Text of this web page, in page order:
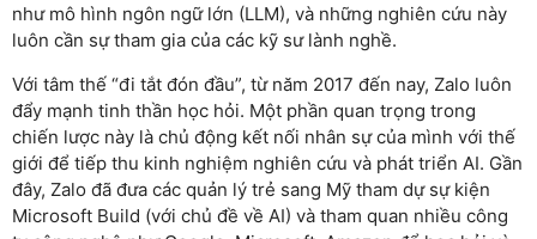
như mô hình ngôn ngữ lớn (LLM), và những nghiên cứu này
luôn cần sự tham gia của các kỹ sư lành nghề.
Với tâm thế “đi tắt đón đầu”, từ năm 2017 đến nay, Zalo luôn
đẩy mạnh tinh thần học hỏi. Một phần quan trọng trong
chiến lược này là chủ động kết nối nhân sự của mình với thế
giới để tiếp thu kinh nghiệm nghiên cứu và phát triển AI. Gần
đây, Zalo đã đưa các quản lý trẻ sang Mỹ tham dự sự kiện
Microsoft Build (với chủ đề về AI) và tham quan nhiều công